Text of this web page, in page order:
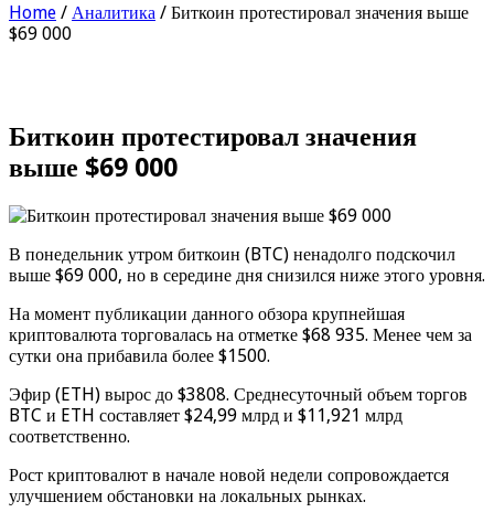
Home / Аналитика / Биткоин протестировал значения выше
$69 000
Биткоин протестировал значения
выше $69 000
В понедельник утром биткоин (BTC) ненадолго подскочил
выше $69 000, но в середине дня снизился ниже этого уровня.
На момент публикации данного обзора крупнейшая
криптовалюта торговалась на отметке $68 935. Менее чем за
сутки она прибавила более $1500.
Эфир (ETH) вырос до $3808. Среднесуточный объем торгов
BTC и ETH составляет $24,99 млрд и $11,921 млрд
соответственно.
Рост криптовалют в начале новой недели сопровождается
улучшением обстановки на локальных рынках.